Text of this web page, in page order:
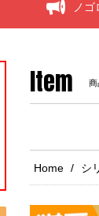
ノ
Item 商
Home シ